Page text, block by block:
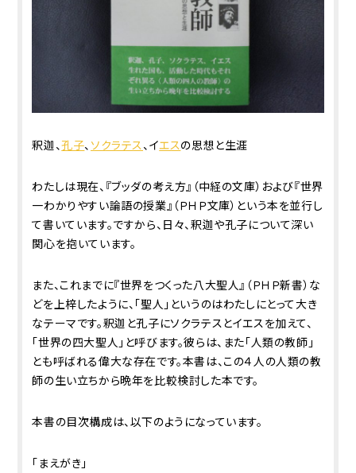
釈迦、孔子、 ソクラテス、イエスの思想と生涯
わたしは現在、『ブッダの考え方』（中経の文庫）および『世界
一わかりやすい論語の授業』（ＰＨＰ文庫）という本を並行し
て書いています。ですから、日々、釈迦や孔子について深い
関心を抱いています。
また、これまでに『世界をつくった八大聖人』（ＰＨＰ新書）な
どを上梓したように、「聖人」というのはわたしにとって大き
なテーマです。釈迦と孔子にソクラテスとイエスを加えて、
「世界の四大聖人」と呼びます。彼らは、また「人類の教師」
とも呼ばれる偉大な存在です。本書は、この４人の人類の教
師の生い立ちから晩年を比較検討した本です。
本書の目次構成は、以下のようになっています。
「まえがき」